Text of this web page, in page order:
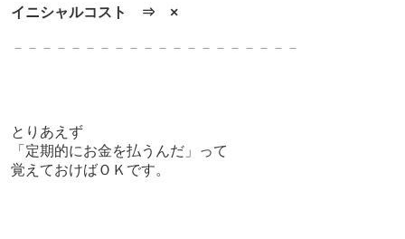
イニシャルコスト ⇒ ×
－－－－－－－－－－－－－ －－－－－－－
とりあえず
「定期的にお金を払うんだ」って
覚えておけばＯＫです。